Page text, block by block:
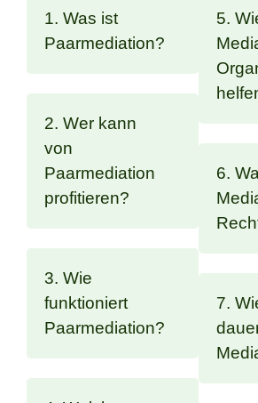
1. Was ist
Paarmediation?
2. Wer kann
von
Paarmediation
profitieren?
3. Wie
funktioniert
Paarmediation?
5.
6.
7.